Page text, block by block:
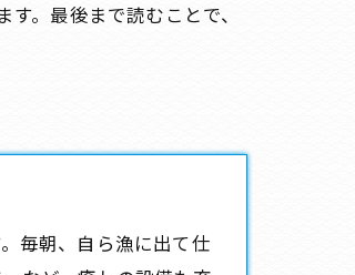
。最後まで読むことで、
毎朝、自ら漁に出て仕